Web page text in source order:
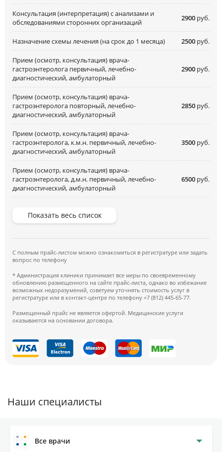
Консультация (интерпретация) с анализами и
обследованиями сторонних организаций
2900 руб.
Назначение схемы лечения (на срок до 1 месяца) 2500 руб.
Прием (осмотр, консультация) врача-
гастроэнтеролога первичный, лечебно-
диагностический, амбулаторный
2900 руб.
Прием (осмотр, консультация) врача-
гастроэнтеролога повторный, лечебно-
диагностический, амбулаторный
2850 руб.
Прием (осмотр, консультация) врача-
гастроэнтеролога, к.м.н. первичный, лечебно-
диагностический, амбулаторный
3500 руб.
Прием (осмотр, консультация) врача-
гастроэнтеролога, д.м.н. первичный, лечебно-
диагностический, амбулаторный
6500 руб.
Показать весь список
С полным прайс-листом можно ознакомиться в регистратуре или задать
вопрос по телефону
* Администрация клиники принимает все меры по своевременному
обновлению размещенного на сайте прайс-листа, однако во избежание
возможных недоразумений, советуем уточнять стоимость услуг в
регистратуре или в контакт-центре по телефону +7 (812) 445-65-77.
Размещенный прайс не является офертой. Медицинские услуги
оказываются на основании договора.
Наши специалисты
Все врачи